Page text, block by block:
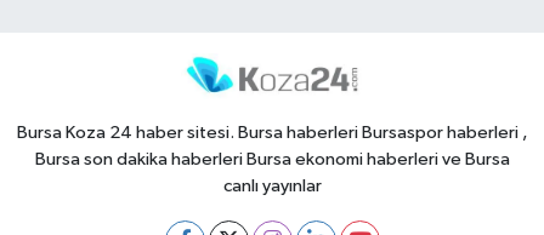
Bursa Koza 24 haber sitesi. Bursa haberleri Bursaspor haberleri ,
Bursa son dakika haberleri Bursa ekonomi haberleri ve Bursa
canlı yayınlar